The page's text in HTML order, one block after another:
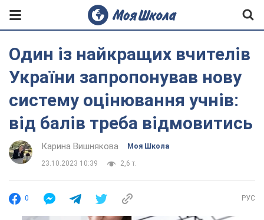
Один із найкращих вчителів
України запропонував нову
систему оцінювання учнів:
від балів треба відмовитись
Карина Вишнякова Моя Школа
23.10.2023 10:39 2,6 т.
0 РУС